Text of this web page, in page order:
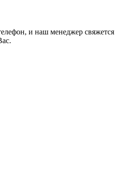
и наш менеджер свяжется